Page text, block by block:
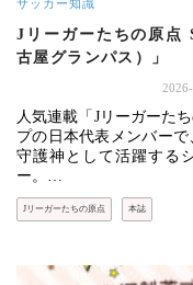
サッカー知識
Jリーガーたちの原点
古屋グランパス）」
人気連載「Jリーガーた
プの日本代表メンバー
守護神として活躍する
ー。…
Jリーガーたちの原点 本誌